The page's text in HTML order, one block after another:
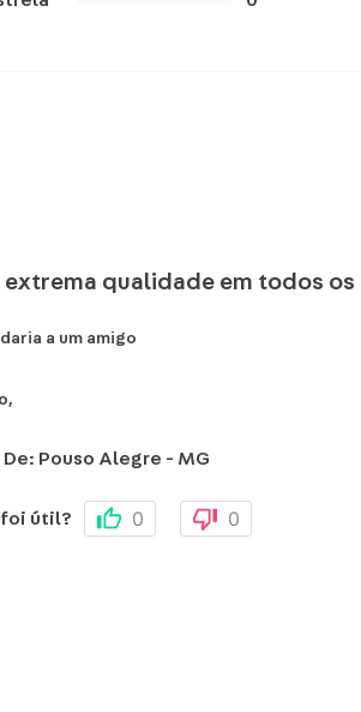
extrema qualidade em todos
a um amigo
,
De: Pouso Alegre - MG
foi útil? 0 0